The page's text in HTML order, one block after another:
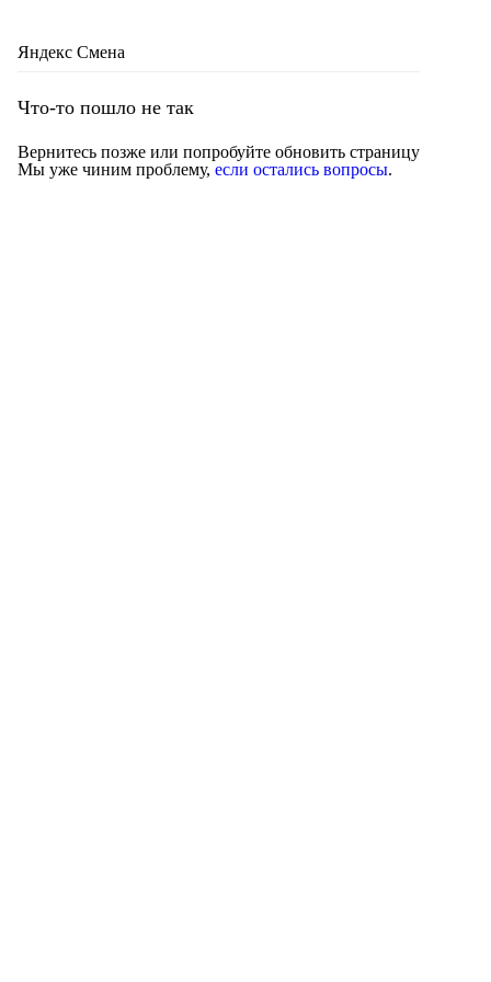
Яндекс Смена
Что-то пошло не так
Вернитесь позже или попробуйте обновить страницу
Мы уже чиним проблему, если остались вопросы.